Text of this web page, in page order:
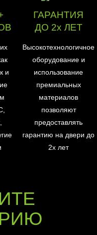
и
ГАРАНТИЯ
ДО 2х ЛЕТ
Высокотехнологичное
оборудование и
использование
премиальных
материалов
позволяют
предоставлять
гарантию на двери до
2х лет